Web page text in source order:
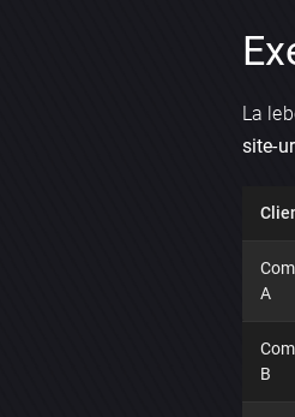
La
site-
A
B